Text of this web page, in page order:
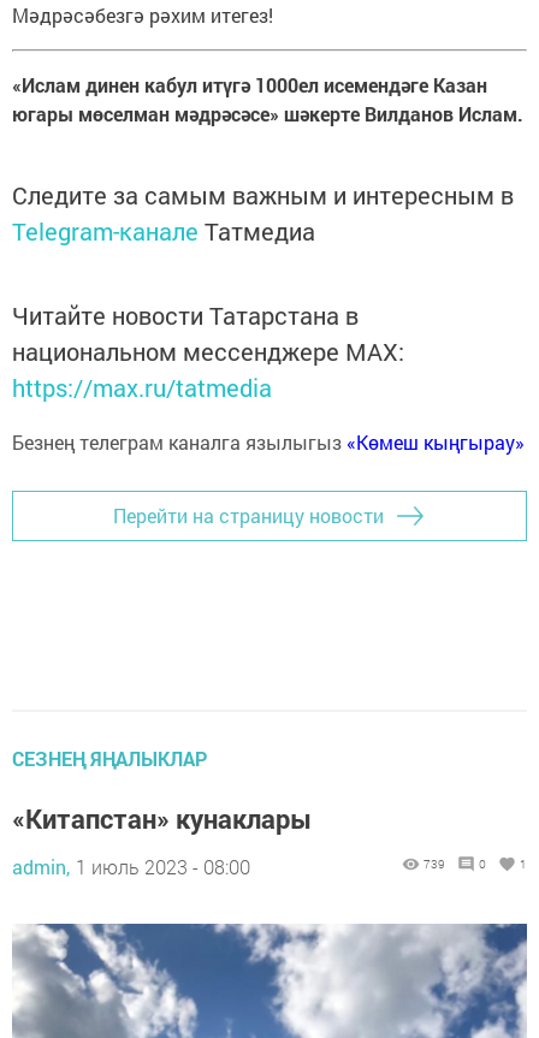
Мәдрәсәбезгә рәхим итегез!
«Ислам динен кабул итүгә 1000ел исемендәге Казан
югары мөселман мәдрәсәсе» шәкерте Вилданов Ислам.
Следите за самым важным и интересным в
Telegram-канале Татмедиа
Читайте новости Татарстана в
национальном мессенджере MАХ:
https://max.ru/tatmedia
Безнең телеграм каналга язылыгыз «Көмеш кыңгырау»
Перейти на страницу новости
СЕЗНЕҢ ЯҢАЛЫКЛАР
«Китапстан» кунаклары
admin, 1 июль 2023 - 08:00 739 0 1